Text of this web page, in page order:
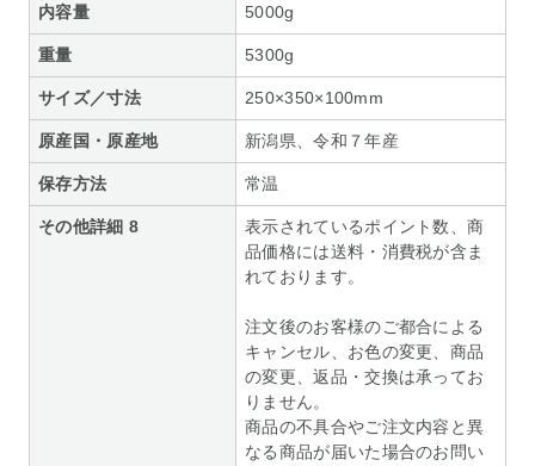
内容量 5000g
重量 5300g
サイズ／寸法 250×350×100mm
原産国・原産地 新潟県、令和７年産
保存方法 常温
その他詳細 8
表示されているポイント数、商
品価格には送料・消費税が含ま
れております。
注文後のお客様のご都合による
キャンセル、お色の変更、商品
の変更、返品・交換は承ってお
りません。
商品の不具合やご注文内容と異
なる商品が届いた場合のお問い